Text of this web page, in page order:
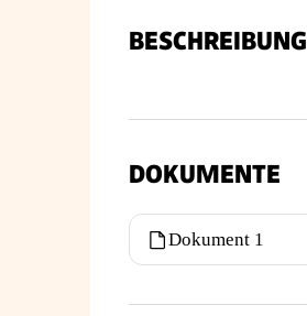
BESCHREIBUNG
DOKUMENTE
Dokument 1